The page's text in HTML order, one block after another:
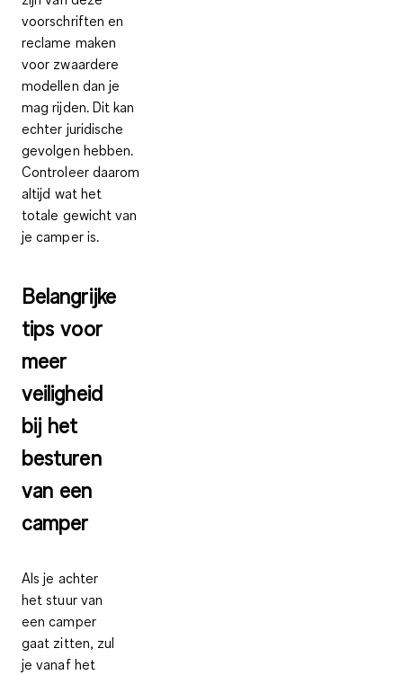
voorschriften en
reclame maken
voor zwaardere
modellen dan je
mag rijden. Dit kan
echter juridische
gevolgen hebben.
Controleer daarom
altijd wat het
totale gewicht van
je camper is.
Belangrijke
tips voor
meer
veiligheid
bij het
besturen
van een
camper
Als je achter
het stuur van
een camper
gaat zitten, zul
je vanaf het